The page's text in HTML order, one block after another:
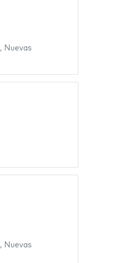
, Nuevas
, Nuevas